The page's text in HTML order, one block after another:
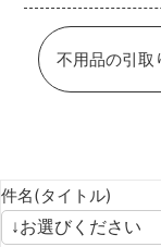
不用品の引取
件名(タイトル)